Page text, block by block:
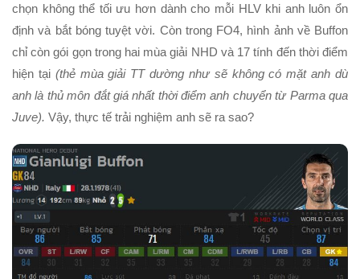
chọn không thể tối ưu hơn dành cho mỗi HLV khi anh luôn ổn
định và bắt bóng tuyệt vời. Còn trong FO4, hình ảnh về Buffon
chỉ còn gói gọn trong hai mùa giải NHD và 17 tính đến thời điểm
hiện tại (thẻ mùa giải TT dường như sẽ không có mặt anh dù
anh là thủ môn đắt giá nhất thời điểm anh chuyển từ Parma qua
Juve). Vậy, thực tế trải nghiệm anh sẽ ra sao?